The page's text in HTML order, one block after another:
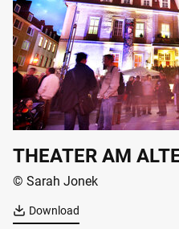
THEATER AM
© Sarah Jonek
Download